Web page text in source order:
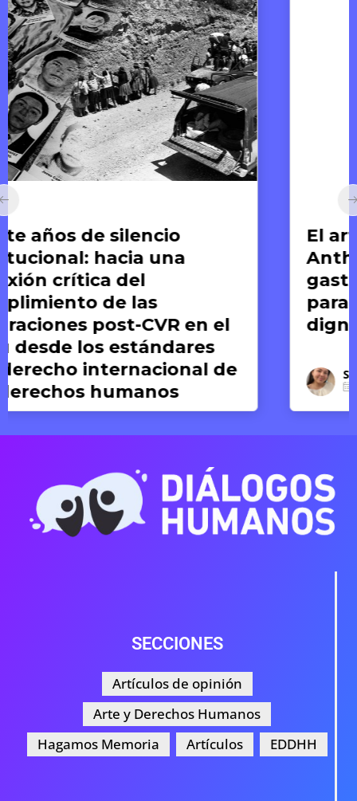
El arte de compartir:
Anthony Bourdain y la
gastronomía como medio
para el reconocimiento de la
dignidad humana
Silvana Dextre
17 DE JUNIO DE 2026
SECCIONES
Artículos de opinión
Arte y Derechos Humanos
Hagamos Memoria
Artículos EDDHH